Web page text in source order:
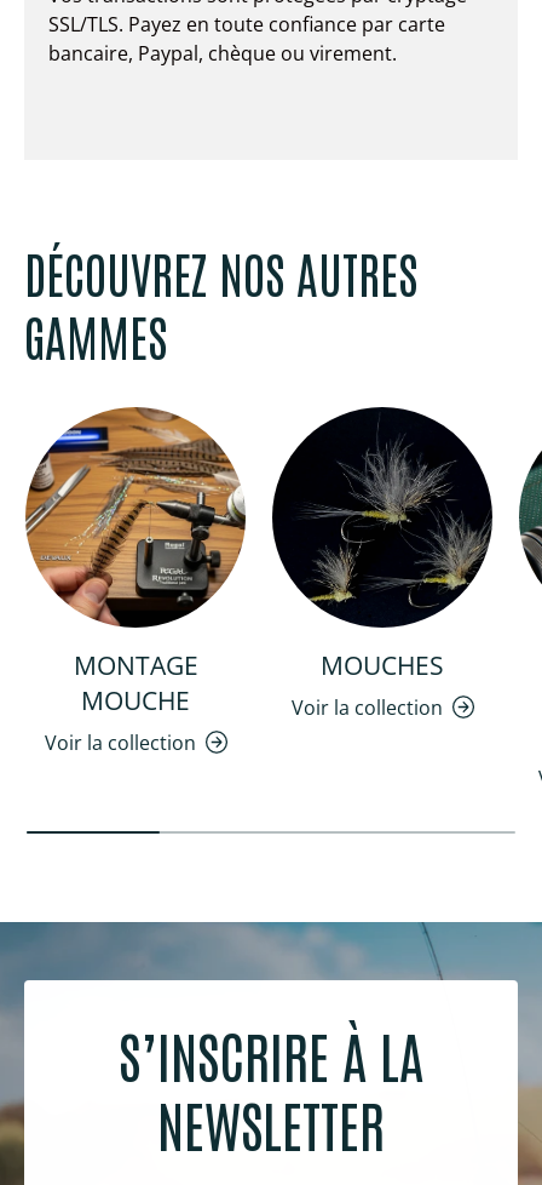
SSL/TLS. Payez en toute confiance par carte
bancaire, Paypal, chèque ou virement.
DÉCOUVREZ NOS AUTRES
GAMMES
MONTAGE
MOUCHE
Voir la collection
MOUCHES
Voir la collection
S’INSCRIRE À LA
NEWSLETTER